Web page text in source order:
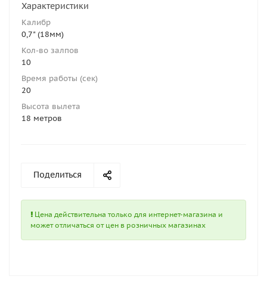
Характеристики
Калибр
0,7" (18мм)
Кол-во залпов
10
Время работы (сек)
20
Высота вылета
18 метров
Поделиться
Цена действительна только для интернет-магазина и
может отличаться от цен в розничных магазинах